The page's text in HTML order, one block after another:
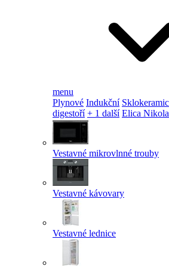
menu
Plynové Indukční
digestoří + 1 další Elica Nikola
Vestavné mikrovlnné trouby
Vestavné kávovary
Vestavné lednice